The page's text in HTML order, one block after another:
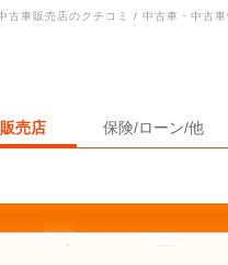
売店 保険/ローン/他
古車販売店のクチコミ / 中古車・中古